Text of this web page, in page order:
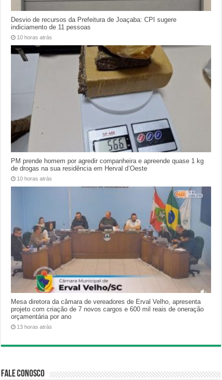
Desvio de recursos da Prefeitura de Joaçaba: CPI sugere
indiciamento de 11 pessoas
10 horas atrás
PM prende homem por agredir companheira e apreende quase 1 kg
de drogas na sua residência em Herval d’Oeste
10 horas atrás
Mesa diretora da câmara de vereadores de Erval Velho, apresenta
projeto com criação de 7 novos cargos e 600 mil reais de oneração
orçamentária por ano
13 horas atrás
Fale Conosco